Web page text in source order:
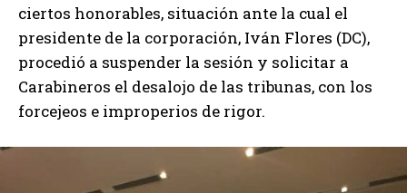
ciertos honorables, situación ante la cual el
presidente de la corporación, Iván Flores (DC),
procedió a suspender la sesión y solicitar a
Carabineros el desalojo de las tribunas, con los
forcejeos e improperios de rigor.